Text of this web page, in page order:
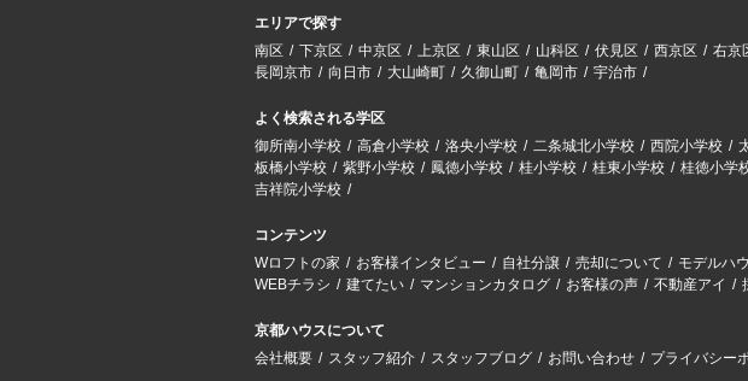
エリアで探す
南区
下京区 中京区 上京区 東山区 山科区 伏見区 西京区 右京
長岡京市
向日市 大山崎町 久御山町 亀岡市 宇治市
よく検索される学区
御所南小学校
高倉小学校 洛央小学校 二条城北小学校 西院小学校
板橋小学校
紫野小学校 鳳徳小学校 桂小学校 桂東小学校 桂徳小学
吉祥院小学校
コンテンツ
Wロフトの家
お客様インタビュー 自社分譲 売却について モデルハ
WEBチラシ
建てたい マンションカタログ お客様の声 不動産アイ
京都ハウスについて
会社概要
スタッフ紹介 スタッフブログ お問い合わせ プライバシー